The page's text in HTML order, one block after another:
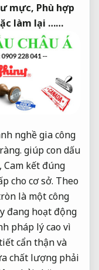
mực, Phù hợp
làm lại ……
nghề gia công
giúp con dấu
Cam kết đúng
cho cơ sở. Theo
là một công
đang hoạt động
pháp lý cao vì
cẩn thận và
chất lượng phải